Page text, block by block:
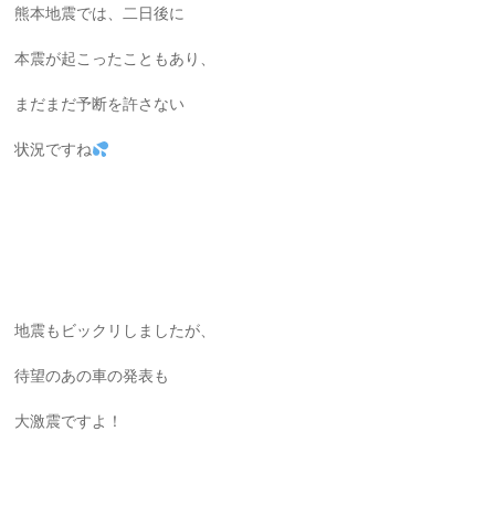
熊本地震では、二日後に
本震が起こったこともあり、
まだまだ予断を許さない
状況ですね
地震もビックリしましたが、
待望のあの車の発表も
大激震ですよ！